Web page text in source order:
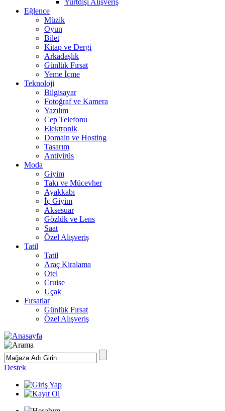
Yurtdışı Alışveriş
Eğlence
Müzik
Oyun
Bilet
Kitap ve Dergi
Arkadaşlık
Günlük Fırsat
Yeme İçme
Teknoloji
Bilgisayar
Fotoğraf ve Kamera
Yazılım
Cep Telefonu
Elektronik
Domain ve Hosting
Tasarım
Antivirüs
Moda
Giyim
Takı ve Mücevher
Ayakkabı
İç Giyim
Aksesuar
Gözlük ve Lens
Saat
Özel Alışveriş
Tatil
Tatil
Araç Kiralama
Otel
Cruise
Uçak
Fırsatlar
Günlük Fırsat
Özel Alışveriş
Destek